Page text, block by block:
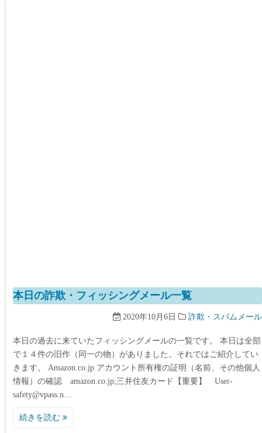
本日の詐欺・フィッシングメール一覧
2020年10月6日 詐欺・スパムメール
本日の過去に来ていたフィッシングメールの一覧です。 本日は全部
で１４件の旧作（同一の物）がありました。それではご紹介してい
きます。 Amazon.co.jp アカウント所有権の証明（名前、その他個人
情報）の確認 amazon.co.jp;三井住友カード【重要】 User-
safety@vpass.n…
続きを読む